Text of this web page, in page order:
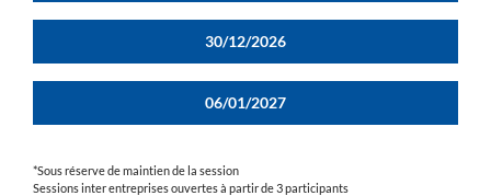
30/12/2026
06/01/2027
*Sous réserve de maintien de la session
Sessions inter entreprises ouvertes à partir de 3 participants